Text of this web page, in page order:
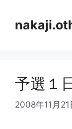
予選１
2008年11月21